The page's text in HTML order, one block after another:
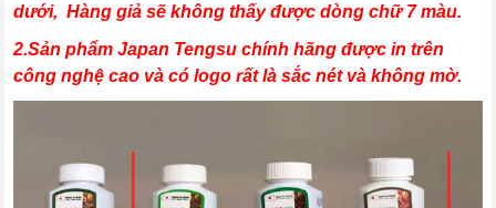
dưới, Hàng giả sẽ không thấy được dòng chữ 7 màu.
2.Sản phẩm Japan Tengsu chính hãng được in trên
công nghệ cao và có logo rất là sắc nét và không mờ.